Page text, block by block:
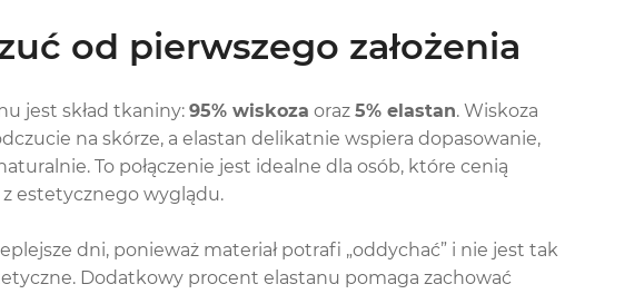
od pierwszego założenia
jest skład tkaniny: 95% wiskoza oraz 5% elastan. Wiskoza
na skórze, a elastan delikatnie wspiera dopasowanie,
To połączenie jest idealne dla osób, które cenią
estetycznego wyglądu.
dni, ponieważ materiał potrafi „oddychać” i nie jest tak
Dodatkowy procent elastanu pomaga zachować